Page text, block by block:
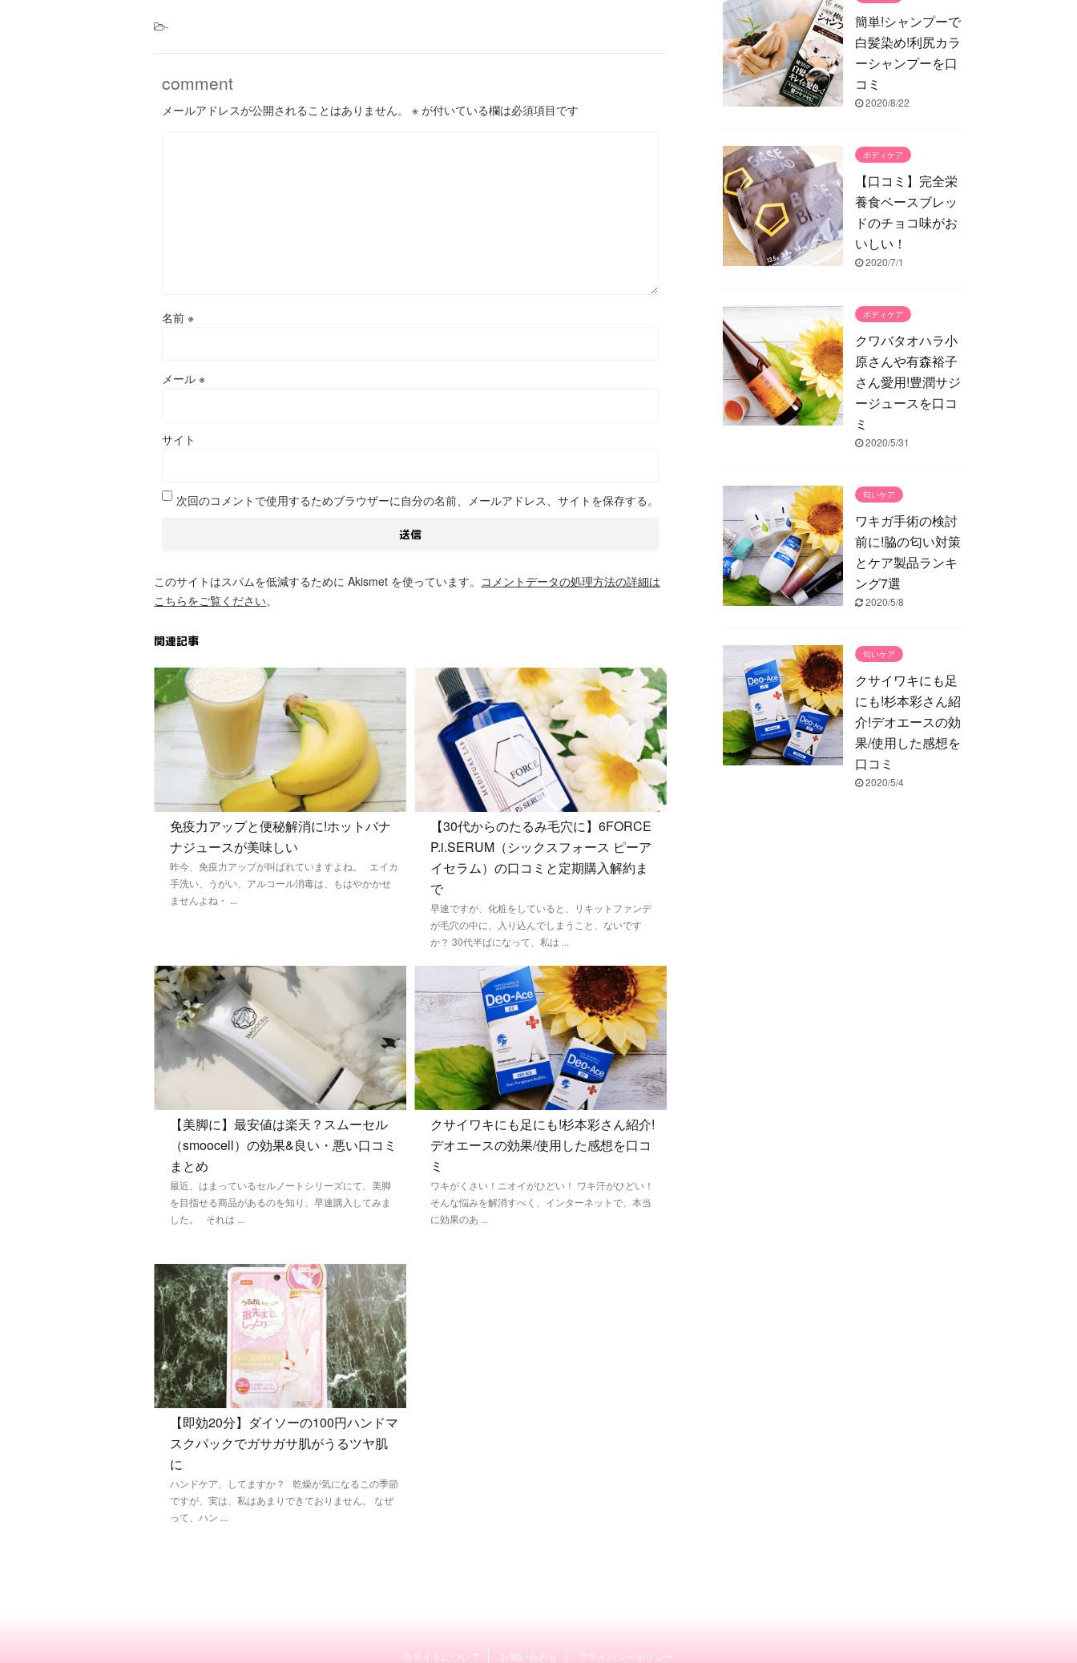
-
comment
メールアドレスが公開されることはありません。 ※ が付いている欄は必須項目です
名前 ※
メール ※
サイト
次回のコメントで使用するためブラウザーに自分の名前、メールアドレス、サイトを保存する。
このサイトはスパムを低減するために Akismet を使っています。 コメントデータの処理方法の詳細は
こちらをご覧ください。
関連記事
免疫力アップと便秘解消に!ホットバナ
ナジュースが美味しい
昨今、免疫力アップが叫ばれていますよね。 エイカ
手洗い、うがい、アルコール消毒は、もはやかかせ
ませんよね・ ...
【30代からのたるみ毛穴に】6FORCE
P.i.SERUM（シックスフォース ピーア
イセラム）の口コミと定期購入解約ま
で
早速ですが、化粧をしていると、リキットファンデ
が毛穴の中に、入り込んでしまうこと、ないです
か？ 30代半ばになって、私は ...
【美脚に】最安値は楽天？スムーセル
（smoocell）の効果&良い・悪い口コミ
まとめ
最近、はまっているセルノートシリーズにて、美脚
を目指せる商品があるのを知り、早速購入してみま
した。 それは ...
クサイワキにも足にも!杉本彩さん紹介!
デオエースの効果/使用した感想を口コ
ミ
ワキがくさい！ニオイがひどい！ ワキ汗がひどい！
そんな悩みを解消すべく、インターネットで、本当
に効果のあ ...
【即効20分】ダイソーの100円ハンドマ
スクパックでガサガサ肌がうるツヤ肌
に
ハンドケア、してますか？ 乾燥が気になるこの季節
ですが、実は、私はあまりできておりません。 なぜ
って、ハン ...
簡単!シャンプーで
白髪染め!利尻カラ
ーシャンプーを口
コミ
2020/8/22
ボディケア
【口コミ】完全栄
養食ベースブレッ
ドのチョコ味がお
いしい！
2020/7/1
ボディケア
クワバタオハラ小
原さんや有森裕子
さん愛用!豊潤サジ
ージュースを口コ
ミ
2020/5/31
匂いケア
ワキガ手術の検討
前に!脇の匂い対策
とケア製品ランキ
ング7選
2020/5/8
匂いケア
クサイワキにも足
にも!杉本彩さん紹
介!デオエースの効
果/使用した感想を
口コミ
2020/5/4
当サイトについて お問い合わせ プライバシーポリシー